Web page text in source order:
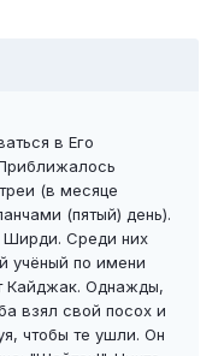
в Его
(в месяце
(пятый) день).
Ширди. Среди них
учёный по имени
Кайджак. Однажды,
взял свой посох и
чтобы те ушли. Он